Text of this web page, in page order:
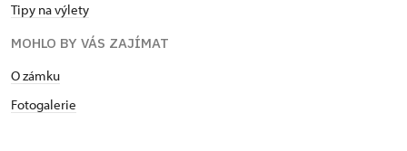
Tipy na výlety
MOHLO BY VÁS ZAJÍMAT
O zámku
Fotogalerie